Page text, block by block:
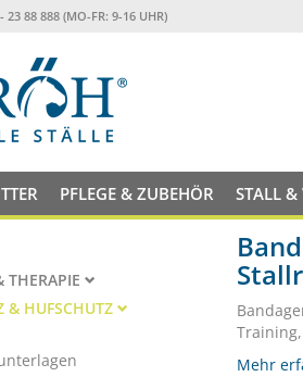
23 88 888 (MO-FR: 9-16 UHR)
PFLEGE & ZUBEHÖR STALL &
Mehr
THERAPIE
& HUFSCHUTZ